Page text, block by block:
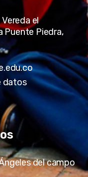
el
Puente Piedra,
datos
del campo